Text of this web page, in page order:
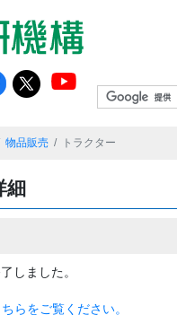
物品販売 トラクター
細
しました。
らをご覧ください。